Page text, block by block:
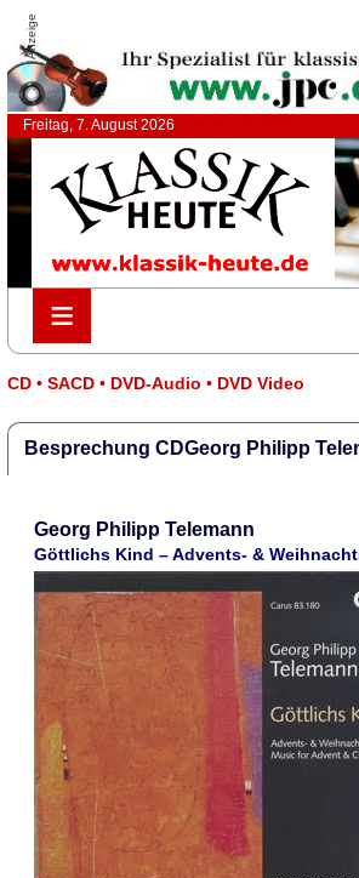
Anzeige
Freitag, 7. August 2026
≡
≡
CD • SACD • DVD-Audio • DVD Video
Besprechung CDGeorg Philipp
Georg Philipp Telemann
Göttlichs Kind – Advents- &